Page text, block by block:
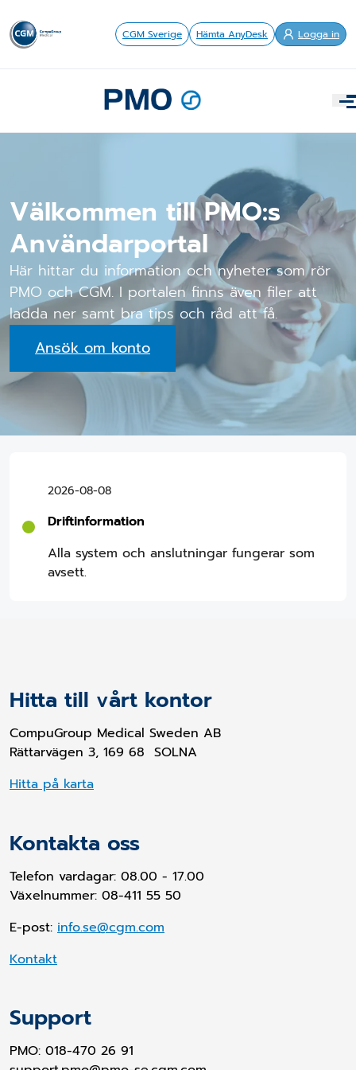
CGM Sverige Hämta AnyDesk Logga in
Välkommen till PMO:s
Användarportal
Här hittar du information och nyheter som rör
PMO och CGM. I portalen finns även filer att
ladda ner samt bra tips och råd att få.
Ansök om konto
2026-08-08
Driftinformation
Alla system och anslutningar fungerar som
avsett.
Hitta till vårt kontor
CompuGroup Medical Sweden AB
Rättarvägen 3, 169 68 SOLNA
Hitta på karta
Kontakta oss
Telefon vardagar: 08.00 - 17.00
Växelnummer: 08-411 55 50
E-post: info.se@cgm.com
Kontakt
Support
PMO: 018-470 26 91